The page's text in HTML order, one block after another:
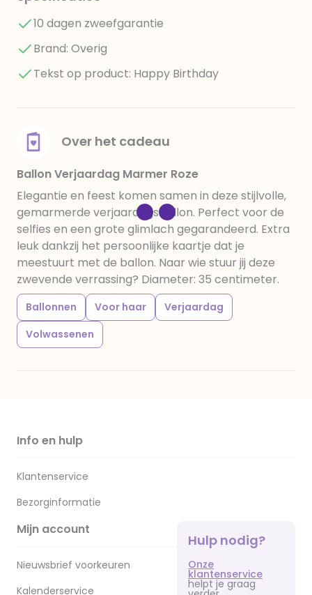
10 dagen zweefgarantie
Brand: Overig
Tekst op product: Happy Birthday
Over het cadeau
Ballon Verjaardag Marmer Roze
Elegantie en feest komen samen in deze stijlvolle,
gemarmerde verjaardagsballon. Perfect voor de
selfies en een grote glimlach gegarandeerd. Extra
leuk dankzij het persoonlijke kaartje dat je
meestuurt met de ballon. Naar wie stuur jij deze
zwevende verrassing? Diameter: 35 centimeter.
Ballonnen Voor haar
Verjaardag
Volwassenen
Info en hulp
Klantenservice
Bezorginformatie
Mijn account
Nieuwsbrief voorkeuren
Kalenderservice
Hulp nodig?
Onze
klantenservice
helpt je graag